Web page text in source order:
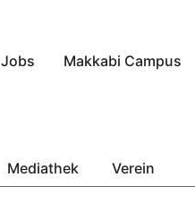
Jobs Makkabi Campus
Mediathek Verein